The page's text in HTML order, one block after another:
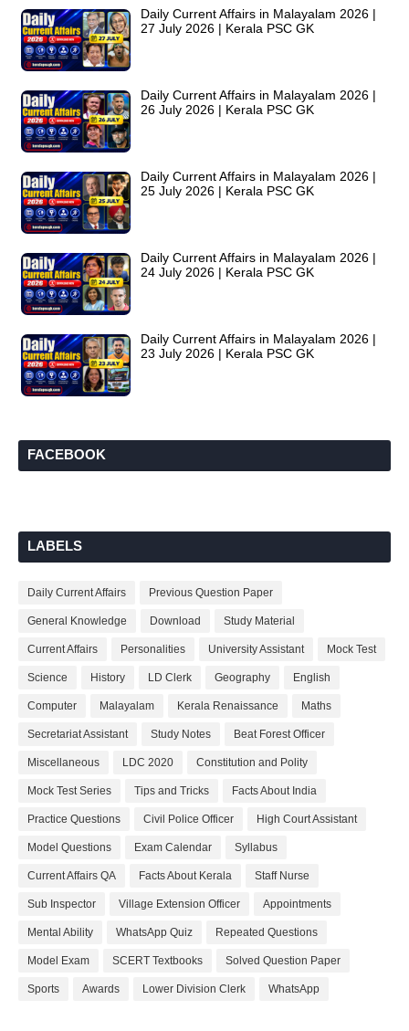
Daily Current Affairs in Malayalam 2026 |
27 July 2026 | Kerala PSC GK
Daily Current Affairs in Malayalam 2026 |
26 July 2026 | Kerala PSC GK
Daily Current Affairs in Malayalam 2026 |
25 July 2026 | Kerala PSC GK
Daily Current Affairs in Malayalam 2026 |
24 July 2026 | Kerala PSC GK
Daily Current Affairs in Malayalam 2026 |
23 July 2026 | Kerala PSC GK
FACEBOOK
LABELS
Daily Current Affairs Previous Question Paper
General Knowledge Download Study Material
Current Affairs Personalities University Assistant Mock Test
Science History LD Clerk Geography English
Computer Malayalam Kerala Renaissance Maths
Secretariat Assistant Study Notes Beat Forest Officer
Miscellaneous LDC 2020 Constitution and Polity
Mock Test Series Tips and Tricks Facts About India
Practice Questions Civil Police Officer High Court Assistant
Model Questions Exam Calendar Syllabus
Current Affairs QA Facts About Kerala Staff Nurse
Sub Inspector Village Extension Officer Appointments
Mental Ability WhatsApp Quiz Repeated Questions
Model Exam SCERT Textbooks Solved Question Paper
Sports Awards Lower Division Clerk WhatsApp